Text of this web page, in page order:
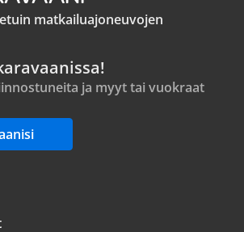
matkailuajoneuvojen
ja myyt tai vuokraat